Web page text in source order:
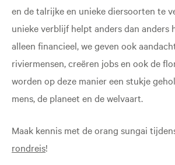
en de talrijke en unieke diersoorten te
unieke verblijf helpt anders dan anders
alleen financieel, we geven ook
riviermensen, creëren jobs en ook de
worden op deze manier een stukje
mens, de planeet en de welvaart.
Maak kennis met de orang sungai
rondreis!